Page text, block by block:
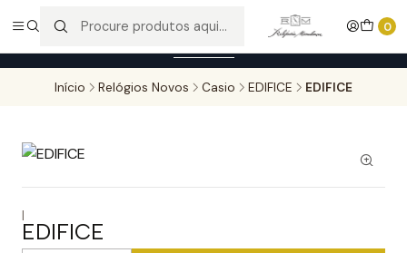
0
Entregas gratuitas para compras superiores a 100,00€ - Todas as
encomendas serão sujeitas a confirmação de stock.
Início Relógios Novos Casio EDIFICE EDIFICE
|
EDIFICE